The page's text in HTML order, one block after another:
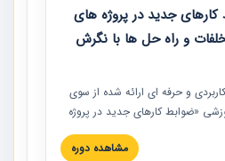
جدید در پروژه های
و راه حل ها با نگرش
و حرفه‏ ای ارائه شده از سوی
«ضوابط کارهای جدید در پروژه
و راه حل ها با نگرش قراردادی
های ساختمانی کشور ارائه شد.
مشاهده دوره